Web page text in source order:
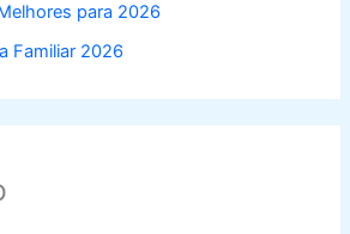
para 2026
Familiar 2026